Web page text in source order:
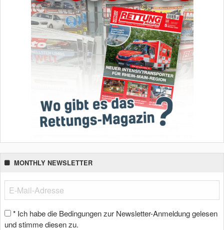
MONTHLY NEWSLETTER
* Ich habe die Bedingungen zur Newsletter-Anmeldung gelesen
und stimme diesen zu.